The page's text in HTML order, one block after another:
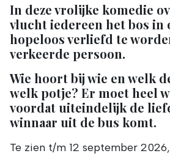
In deze vrolijke komedie
vlucht iedereen het bos in
hopeloos verliefd te
verkeerde persoon.
Wie hoort bij wie en welk
welk potje? Er moet heel
voordat uiteindelijk de
winnaar uit de bus komt.
Te zien t/m 12 september